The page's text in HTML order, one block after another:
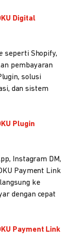
Digital
seperti Shopify,
pembayaran
solusi
dan sistem
Plugin
Instagram DM,
Payment Link
ke
dengan cepat
Payment Link